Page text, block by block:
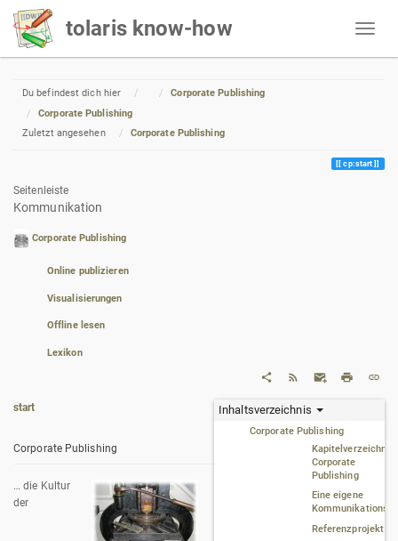
tolaris know-how
Du befindest dich hier HomeCorporate Publishing
Corporate Publishing
Zuletzt angesehen
Corporate Publishing
cp:start
Seitenleiste
Kommunikation
Corporate Publishing
Online publizieren
Visualisierungen
Offline lesen
Lexikon
Inhaltsverzeichnis
Corporate Publishing
Kapitelverzeichnis
Corporate
Publishing
Eine eigene
Referenzprojekt
start
Corporate Publishing
… die Kultur
der